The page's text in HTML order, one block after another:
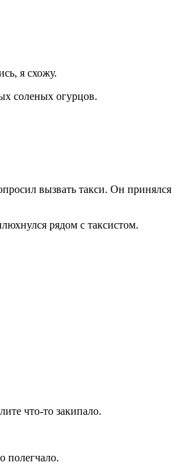
я схожу.
соленых огурцов.
вызвать такси. Он принялся
рядом с таксистом.
что-то закипало.
полегчало.